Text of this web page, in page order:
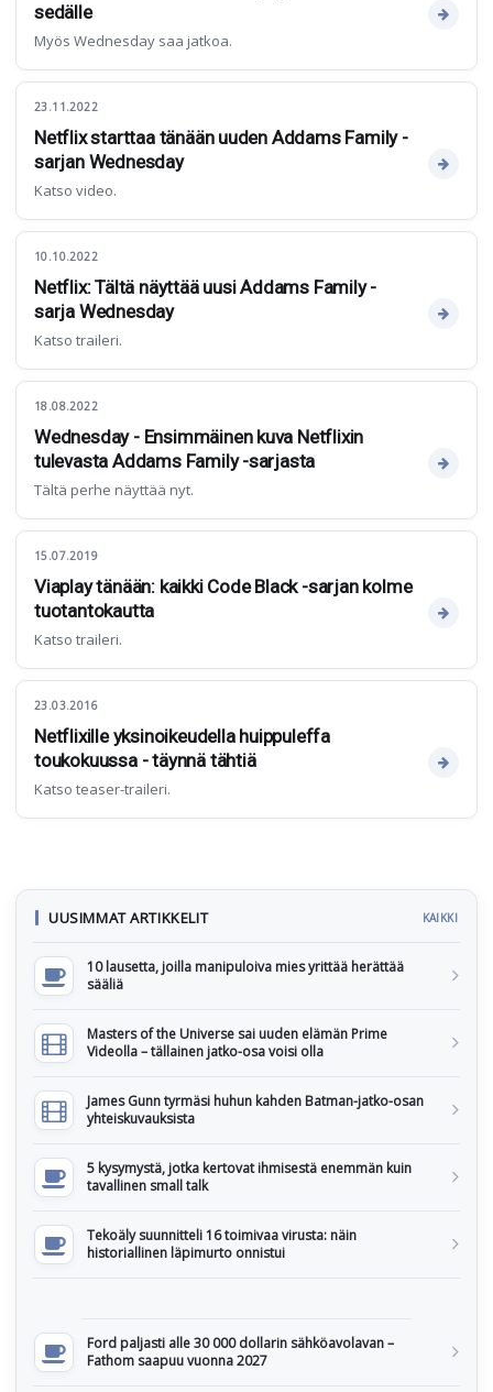
sedälle
Myös Wednesday saa jatkoa.
23.11.2022
Netflix starttaa tänään uuden Addams Family -
sarjan Wednesday
Katso video.
10.10.2022
Netflix: Tältä näyttää uusi Addams Family -
sarja Wednesday
Katso traileri.
18.08.2022
Wednesday - Ensimmäinen kuva Netflixin
tulevasta Addams Family -sarjasta
Tältä perhe näyttää nyt.
15.07.2019
Viaplay tänään: kaikki Code Black -sarjan kolme
tuotantokautta
Katso traileri.
23.03.2016
Netflixille yksinoikeudella huippuleffa
toukokuussa - täynnä tähtiä
Katso teaser-traileri.
UUSIMMAT ARTIKKELIT KAIKKI
10 lausetta, joilla manipuloiva mies yrittää herättää
sääliä
Masters of the Universe sai uuden elämän Prime
Videolla – tällainen jatko-osa voisi olla
James Gunn tyrmäsi huhun kahden Batman-jatko-osan
yhteiskuvauksista
5 kysymystä, jotka kertovat ihmisestä enemmän kuin
tavallinen small talk
Tekoäly suunnitteli 16 toimivaa virusta: näin
historiallinen läpimurto onnistui
Ford paljasti alle 30 000 dollarin sähköavolavan –
Fathom saapuu vuonna 2027